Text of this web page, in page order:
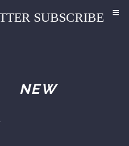
SUBSCRIBE
NEW